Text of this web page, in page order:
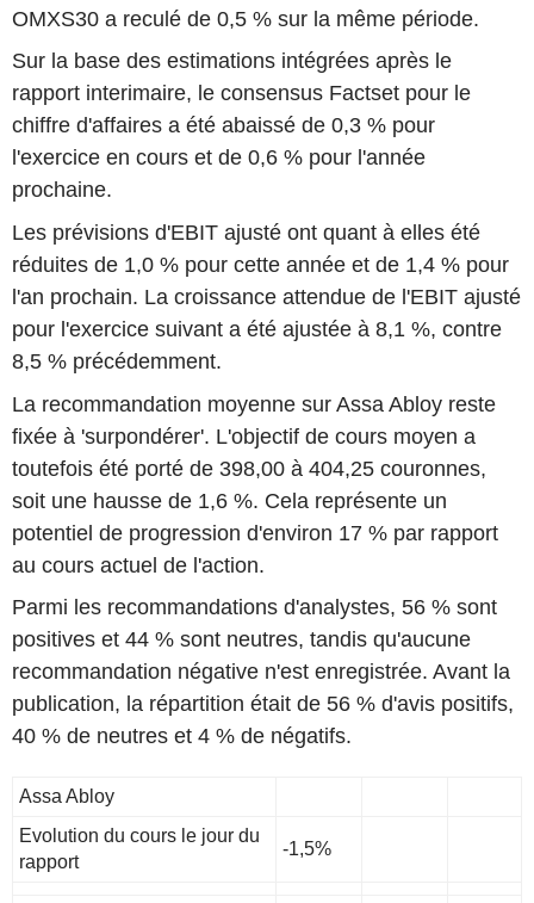
OMXS30 a reculé de 0,5 % sur la même période.
Sur la base des estimations intégrées après le
rapport interimaire, le consensus Factset pour le
chiffre d'affaires a été abaissé de 0,3 % pour
l'exercice en cours et de 0,6 % pour l'année
prochaine.
Les prévisions d'EBIT ajusté ont quant à elles été
réduites de 1,0 % pour cette année et de 1,4 % pour
l'an prochain. La croissance attendue de l'EBIT ajusté
pour l'exercice suivant a été ajustée à 8,1 %, contre
8,5 % précédemment.
La recommandation moyenne sur Assa Abloy reste
fixée à 'surpondérer'. L'objectif de cours moyen a
toutefois été porté de 398,00 à 404,25 couronnes,
soit une hausse de 1,6 %. Cela représente un
potentiel de progression d'environ 17 % par rapport
au cours actuel de l'action.
Parmi les recommandations d'analystes, 56 % sont
positives et 44 % sont neutres, tandis qu'aucune
recommandation négative n'est enregistrée. Avant la
publication, la répartition était de 56 % d'avis positifs,
40 % de neutres et 4 % de négatifs.
Assa Abloy
Evolution du cours le jour du
rapport
-1,5%